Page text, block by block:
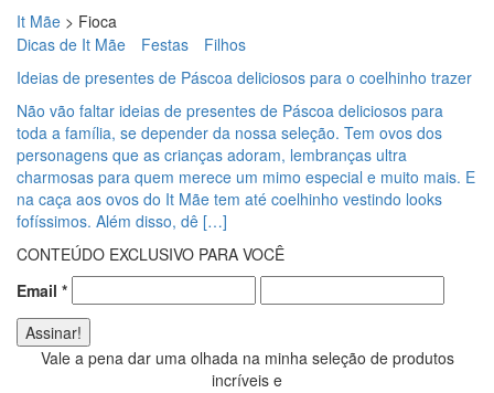
It Mãe > Fioca
Dicas de It Mãe
Festas
Filhos
Ideias de presentes de Páscoa deliciosos para o coelhinho trazer
Não vão faltar ideias de presentes de Páscoa deliciosos para
toda a família, se depender da nossa seleção. Tem ovos dos
personagens que as crianças adoram, lembranças ultra
charmosas para quem merece um mimo especial e muito mais. E
na caça aos ovos do It Mãe tem até coelhinho vestindo looks
fofíssimos. Além disso, dê […]
CONTEÚDO EXCLUSIVO PARA VOCÊ
Email *
Vale a pena dar uma olhada na minha seleção de produtos
incríveis e